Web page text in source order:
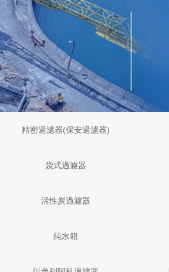
精密過濾器(保安過濾器)
袋式過濾器
活性炭過濾器
純水箱